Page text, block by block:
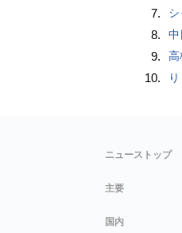
7.
8. 中
9. 高
10.
ニューストップ
主要
国内